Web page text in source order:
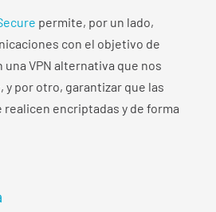
permite, por un lado,
con el objetivo de
VPN alternativa que nos
y por otro, garantizar que las
encriptadas y de forma